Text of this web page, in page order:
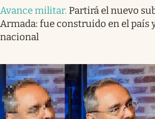
Avance militar. Partirá el nuevo
Armada: fue construido en el país
nacional